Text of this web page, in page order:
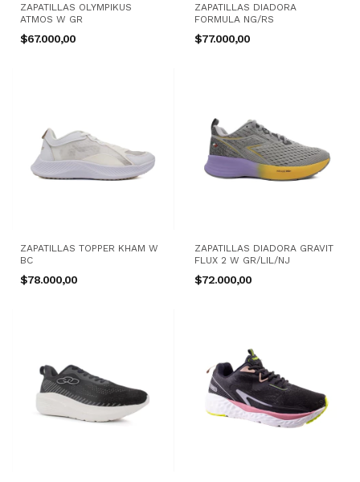
ZAPATILLAS OLYMPIKUS
ATMOS W GR
$67.000,00
ZAPATILLAS DIADORA
FORMULA NG/RS
$77.000,00
ZAPATILLAS TOPPER KHAM W
BC
$78.000,00
ZAPATILLAS DIADORA GRAVIT
FLUX 2 W GR/LIL/NJ
$72.000,00